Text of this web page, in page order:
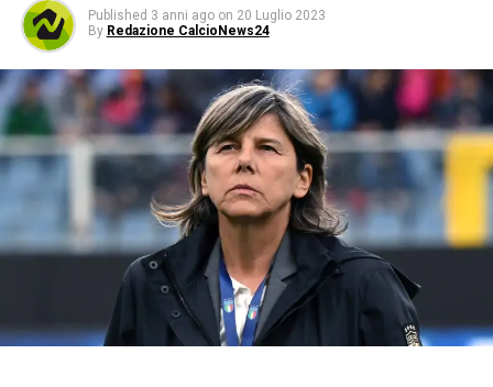
Published 3 anni ago on 20 Luglio 2023
By Redazione CalcioNews24